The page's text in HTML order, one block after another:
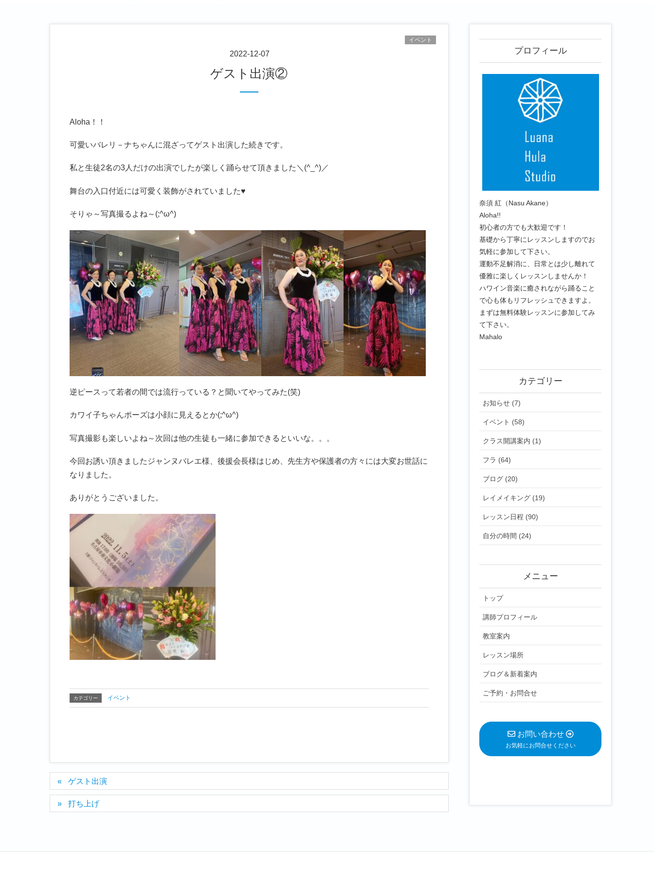
2022-12-07
イベント
ゲスト出演②
Aloha！！
可愛いバレリ－ナちゃんに混ざってゲスト出演した続きです。
私と生徒2名の3人だけの出演でしたが楽しく踊らせて頂きました＼(^_^)／
舞台の入口付近には可愛く装飾がされていました♥
そりゃ～写真撮るよね～(;^ω^)
逆ピースって若者の間では流行っている？と聞いてやってみた(笑)
カワイ子ちゃんポーズは小顔に見えるとか(;^ω^)
写真撮影も楽しいよね～次回は他の生徒も一緒に参加できるといいな。。。
今回お誘い頂きましたジャンヌバレエ様、後援会長様はじめ、先生方や保護者の方々には大変お世話に
なりました。
ありがとうございました。
カテゴリー イベント
ゲスト出演
打ち上げ
プロフィール
奈須 紅（Nasu Akane）
Aloha!!
初心者の方でも大歓迎です！
基礎から丁寧にレッスンしますのでお
気軽に参加して下さい。
運動不足解消に、日常とは少し離れて
優雅に楽しくレッスンしませんか！
ハワイン音楽に癒されながら踊ること
で心も体もリフレッシュできますよ。
まずは無料体験レッスンに参加してみ
て下さい。
Mahalo
カテゴリー
お知らせ (7)
イベント (58)
クラス開講案内 (1)
フラ (64)
ブログ (20)
レイメイキング (19)
レッスン日程 (90)
自分の時間 (24)
メニュー
トップ
講師プロフィール
教室案内
レッスン場所
ブログ＆新着案内
ご予約・お問合せ
お問い合わせ
お気軽にお問合せください